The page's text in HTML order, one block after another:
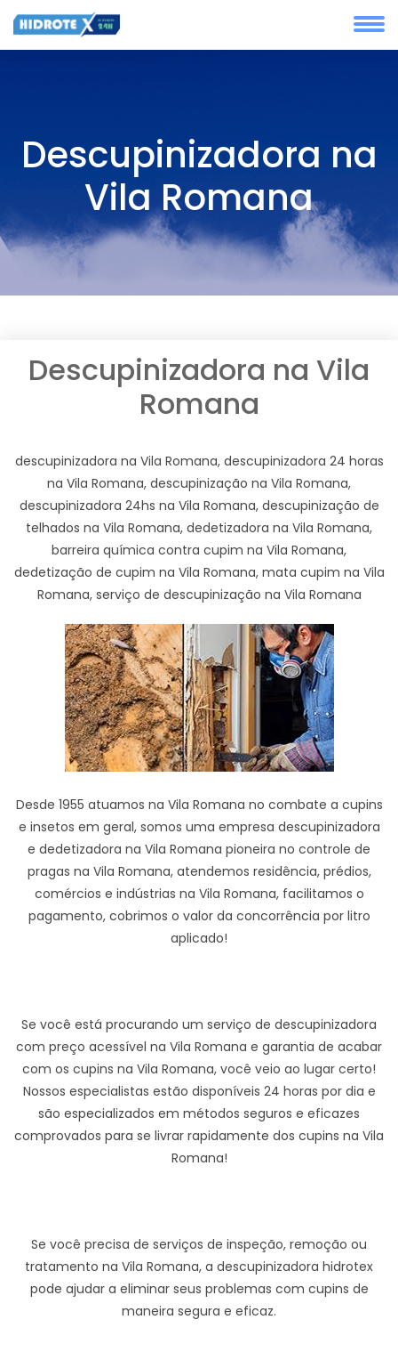
Descupinizadora na
Vila Romana
Descupinizadora na Vila
Romana
descupinizadora na Vila Romana, descupinizadora 24 horas
na Vila Romana, descupinização na Vila Romana,
descupinizadora 24hs na Vila Romana, descupinização de
telhados na Vila Romana, dedetizadora na Vila Romana,
barreira química contra cupim na Vila Romana,
dedetização de cupim na Vila Romana, mata cupim na Vila
Romana, serviço de descupinização na Vila Romana
Desde 1955 atuamos na Vila Romana no combate a cupins
e insetos em geral, somos uma empresa descupinizadora
e dedetizadora na Vila Romana pioneira no controle de
pragas na Vila Romana, atendemos residência, prédios,
comércios e indústrias na Vila Romana, facilitamos o
pagamento, cobrimos o valor da concorrência por litro
aplicado!
Se você está procurando um serviço de descupinizadora
com preço acessível na Vila Romana e garantia de acabar
com os cupins na Vila Romana, você veio ao lugar certo!
Nossos especialistas estão disponíveis 24 horas por dia e
são especializados em métodos seguros e eficazes
comprovados para se livrar rapidamente dos cupins na Vila
Romana!
Se você precisa de serviços de inspeção, remoção ou
tratamento na Vila Romana, a descupinizadora hidrotex
pode ajudar a eliminar seus problemas com cupins de
maneira segura e eficaz.